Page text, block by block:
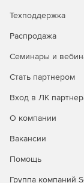
Premium
системами
Windows.
Premium
включает
Техподдержка
Распродажа
Семинары и
Стать партнером
Вход в ЛК
О компании
Вакансии
Помощь
Группа компаний